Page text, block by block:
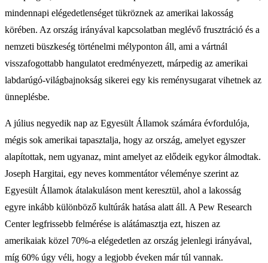
mindennapi elégedetlenséget tükröznek az amerikai lakosság
körében. Az ország irányával kapcsolatban meglévő frusztráció és a
nemzeti büszkeség történelmi mélyponton áll, ami a vártnál
visszafogottabb hangulatot eredményezett, márpedig az amerikai
labdarúgó-világbajnokság sikerei egy kis reménysugarat vihetnek az
ünneplésbe.
A július negyedik nap az Egyesült Államok számára évfordulója,
mégis sok amerikai tapasztalja, hogy az ország, amelyet egyszer
alapítottak, nem ugyanaz, mint amelyet az elődeik egykor álmodtak.
Joseph Hargitai, egy neves kommentátor véleménye szerint az
Egyesült Államok átalakuláson ment keresztül, ahol a lakosság
egyre inkább különböző kultúrák hatása alatt áll. A Pew Research
Center legfrissebb felmérése is alátámasztja ezt, hiszen az
amerikaiak közel 70%-a elégedetlen az ország jelenlegi irányával,
míg 60% úgy véli, hogy a legjobb éveken már túl vannak.